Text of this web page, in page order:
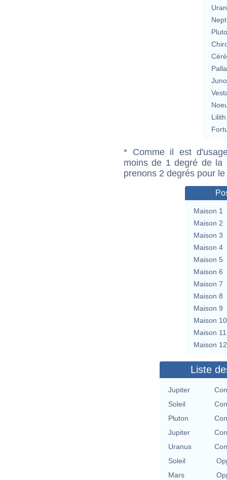
Lilith
* Comme il est
moins de 1 degré de la
prenons 2 degrés pour
Maison 1
Maison 2
Maison 3
Maison 4
Maison 5
Maison 6
Maison 7
Maison 8
Maison 9
Maison 10
Maison 11
Maison 12
Liste
Jupiter
Soleil
Pluton
Jupiter
Uranus
Soleil
Mars